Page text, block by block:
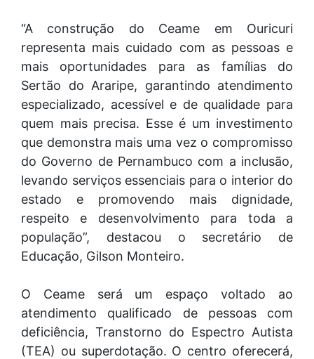
“A construção do Ceame em Ouricuri
representa mais cuidado com as pessoas e
mais oportunidades para as famílias do
Sertão do Araripe, garantindo atendimento
especializado, acessível e de qualidade para
quem mais precisa. Esse é um investimento
que demonstra mais uma vez o compromisso
do Governo de Pernambuco com a inclusão,
levando serviços essenciais para o interior do
estado e promovendo mais dignidade,
respeito e desenvolvimento para toda a
população”, destacou o secretário de
Educação, Gilson Monteiro.
O Ceame será um espaço voltado ao
atendimento qualificado de pessoas com
deficiência, Transtorno do Espectro Autista
(TEA) ou superdotação. O centro oferecerá,